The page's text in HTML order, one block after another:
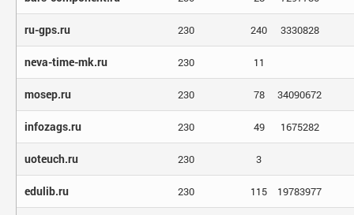
ru-gps.ru 230 240 3330828
neva-time-mk.ru 230 11
mosep.ru 230 78 34090672
infozags.ru 230 49 1675282
uoteuch.ru 230 3
edulib.ru 230 115 19783977